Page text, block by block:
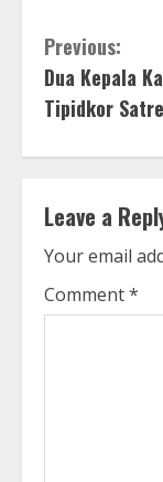
C
o
n
i
n
u
Previous:
Dua Kepala
Tipidkor
Leave a
Your email
Comment*